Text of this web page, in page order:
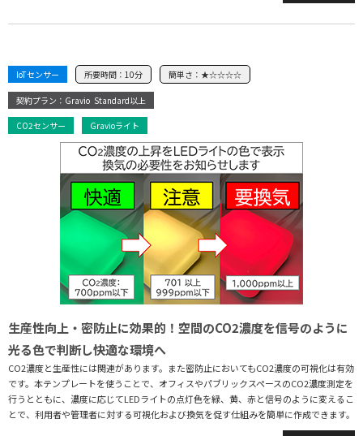
IoTセンサー 所要時間： 10分 簡単さ： ★☆☆☆☆
契約プラン：Gravio Standard以上
CO2センサー Gravioライト
生産性向上・密防止に効果的！空間のCO2濃度を信号のように
光る色で判断し快適な環境へ
CO2濃度と生産性には関連があります。また密防止においてもCO2濃度の可視化は有効
です。本テンプレートを使うことで、オフィスやパブリックスペースのCO2濃度測定を
行うとともに、濃度に応じてLEDライトの点灯色を緑、黄、赤と信号のように変えるこ
とで、利用者や管理者に対する可視化および換気を促す仕組みを簡単に作成できます。